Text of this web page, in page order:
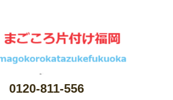
0120-811-556